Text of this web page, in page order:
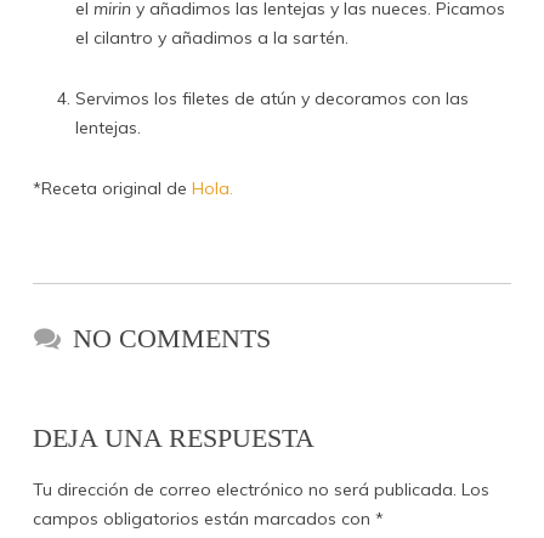
el miriny añadimos las lentejas y las nueces. Picamos
el cilantro y añadimos a la sartén.
Servimos los filetes de atún y decoramos con las
lentejas.
*Receta original de Hola.
NO COMMENTS
DEJA UNA RESPUESTA
Tu dirección de correo electrónico no será publicada. Los
campos obligatorios están marcados con *